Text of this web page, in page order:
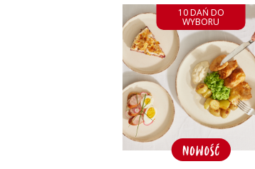
10 DAŃ DO
WYBORU